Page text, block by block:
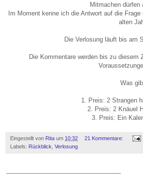
Mitmachen dürfen
Im Moment kenne ich die Antwort auf die
alten
Die Verlosung läuft bis am
Die Kommentare werden bis zu
Was
1. Preis: 2 Strangen
2. Preis: 2 Knäuel
3. Preis: Ein
Eingestellt von Rita um 10:32
21 Kommentare:
Labels: Rückblick Verlosung